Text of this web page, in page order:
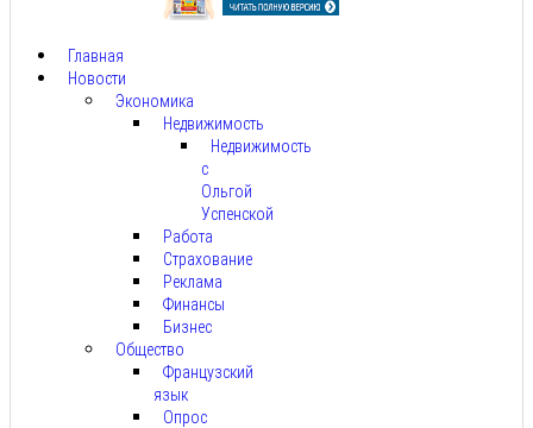
Главная
Новости
Экономика
Недвижимость
Недвижимость
с
Ольгой
Успенской
Работа
Страхование
Реклама
Финансы
Бизнес
Общество
Французский
язык
Опрос